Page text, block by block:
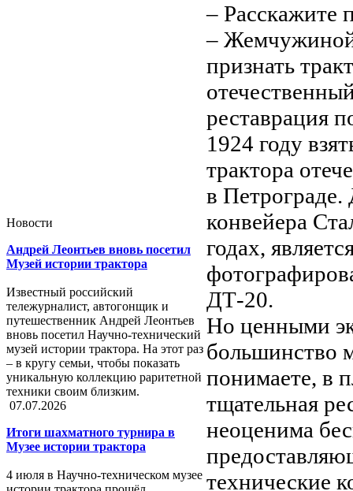
Новости
Андрей Леонтьев вновь посетил
Музей истории трактора
Известный российский
тележурналист, автогонщик и
путешественник Андрей Леонтьев
вновь посетил Научно-технический
музей истории трактора. На этот раз
– в кругу семьи, чтобы показать
уникальную коллекцию раритетной
техники своим близким.
07.07.2026
Итоги шахматного турнира в
Музее истории трактора
4 июля в Научно-техническом музее
– Расскажите
–
признать
реставрация
1924 году
трактора
в
конвейера
годах,
ДТ-20.
Но ценными
большинство
понимаете, в
тщательная
неоценима
технические